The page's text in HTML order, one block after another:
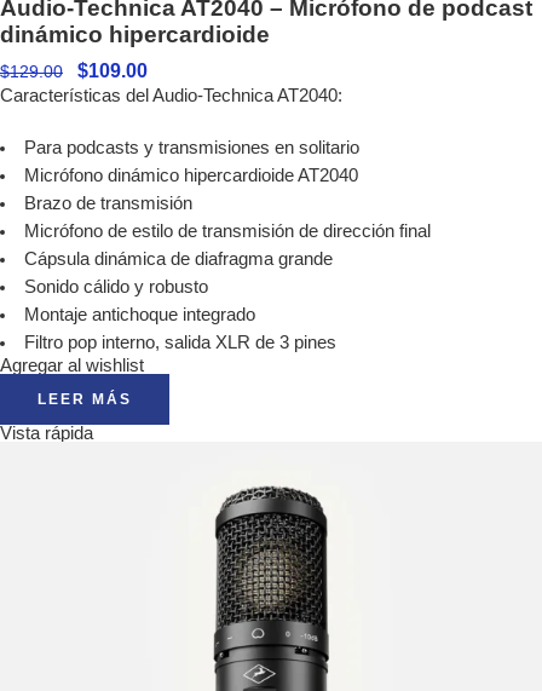
Audio-Technica AT2040 – Micrófono de podcast
dinámico hipercardioide
$129.00 $109.00
Características del Audio-Technica AT2040:
Para podcasts y transmisiones en solitario
Micrófono dinámico hipercardioide AT2040
Brazo de transmisión
Micrófono de estilo de transmisión de dirección final
Cápsula dinámica de diafragma grande
Sonido cálido y robusto
Montaje antichoque integrado
Filtro pop interno, salida XLR de 3 pines
Agregar al wishlist
LEER MÁS
Vista rápida